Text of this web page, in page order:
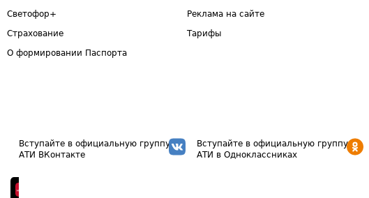
Светофор+
Страхование
О формировании Паспорта
Реклама на сайте
Тарифы
Вступайте в официальную группу
АТИ ВКонтакте
Вступайте в официальную группу
АТИ в Одноклассниках